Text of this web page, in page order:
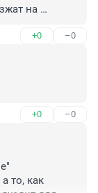
на
так, а
это тротуар,
+0 –0
+0 –0
то, как